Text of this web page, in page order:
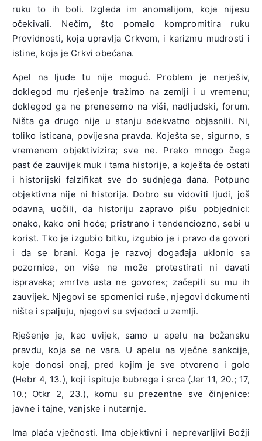
ruku to ih boli. Izgleda im anomalijom, koje nijesu
očekivali. Nečim, što pomalo kompromitira ruku
Providnosti, koja upravlja Crkvom, i karizmu mudrosti i
istine, koja je Crkvi obećana.
Apel na ljude tu nije moguć. Problem je nerješiv,
doklegod mu rješenje tražimo na zemlji i u vremenu;
doklegod ga ne prenesemo na viši, nadljudski, forum.
Ništa ga drugo nije u stanju adekvatno objasnili. Ni,
toliko isticana, povijesna pravda. Koješta se, sigurno, s
vremenom objektivizira; sve ne. Preko mnogo čega
past će zauvijek muk i tama historije, a koješta će ostati
i historijski falzifikat sve do sudnjega dana. Potpuno
objektivna nije ni historija. Dobro su vidoviti ljudi, još
odavna, uočili, da historiju zapravo pišu pobjednici:
onako, kako oni hoće; pristrano i tendenciozno, sebi u
korist. Tko je izgubio bitku, izgubio je i pravo da govori
i da se brani. Koga je razvoj događaja uklonio sa
pozornice, on više ne može protestirati ni davati
ispravaka; »mrtva usta ne govore«; začepili su mu ih
zauvijek. Njegovi se spomenici ruše, njegovi dokumenti
nište i spaljuju, njegovi su svjedoci u zemlji.
Rješenje je, kao uvijek, samo u apelu na božansku
pravdu, koja se ne vara. U apelu na vječne sankcije,
koje donosi onaj, pred kojim je sve otvoreno i golo
(Hebr 4, 13.), koji ispituje bubrege i srca (Jer 11, 20.; 17,
10.; Otkr 2, 23.), komu su prezentne sve činjenice:
javne i tajne, vanjske i nutarnje.
Ima plaća vječnosti. Ima objektivni i neprevarljivi Božji